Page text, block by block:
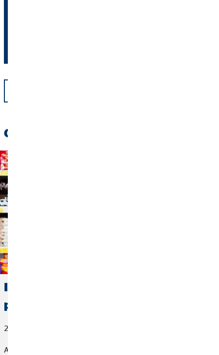
Olvassa el:
Infláció: hogyan védheted meg a
pénzed?
2023. február 01.
Az élelmiszerek és az egyéb termékek árai az elmúlt